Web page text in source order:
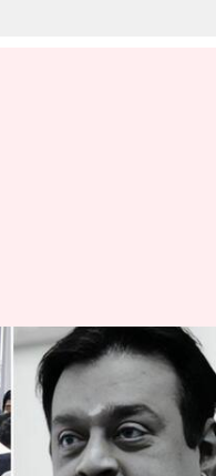
విజయ కాంత్
ప్రధాని
సినీ,
నివాళి